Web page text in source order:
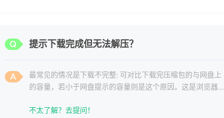
提示下载完成但无法解压？
最常见的情况是下载不完整: 可对比下载完压缩包的与网盘上
的容量，若小于网盘提示的容量则是这个原因。这是浏览器下
不太了解？去提问！